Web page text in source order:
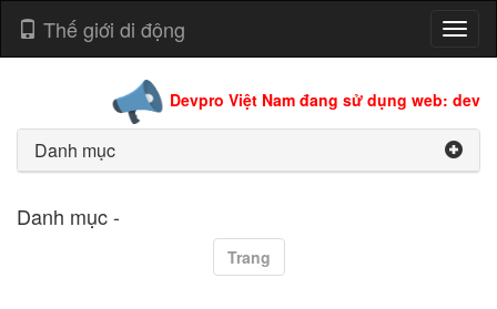
Thế giới di động
Devpro Việt Nam đang sử dụng web:
Danh mục
Danh mục -
Trang